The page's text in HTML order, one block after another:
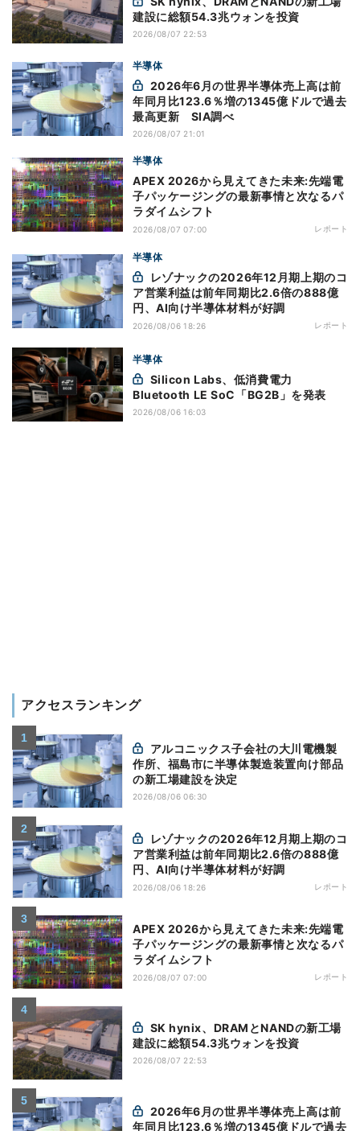
建設に総額54.3兆ウォンを投資
2026/08/07 22:53
半導体
年同月比123.6％増の1345億ドルで過去
最高更新 SIA調べ
2026/08/07 21:01
半導体
APEX 2026から見えてきた未来:先端電
子パッケージングの最新事情と次なるパ
ラダイムシフト
2026/08/07 07:00 レポート
半導体
ア営業利益は前年同期比2.6倍の888億
円、AI向け半導体材料が好調
2026/08/06 18:26 レポート
半導体
Bluetooth LE SoC「BG2B」を発表
2026/08/06 16:03
アクセスランキング
作所、福島市に半導体製造装置向け部品
の新工場建設を決定
2026/08/06 06:30
ア営業利益は前年同期比2.6倍の888億
円、AI向け半導体材料が好調
2026/08/06 18:26 レポート
APEX 2026から見えてきた未来:先端電
子パッケージングの最新事情と次なるパ
ラダイムシフト
2026/08/07 07:00 レポート
建設に総額54.3兆ウォンを投資
2026/08/07 22:53
年同月比123.6％増の1345億ドルで過去